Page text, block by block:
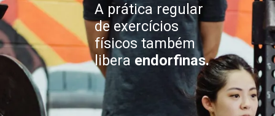
A prática regular
de exercícios
físicos também
libera endorfinas.